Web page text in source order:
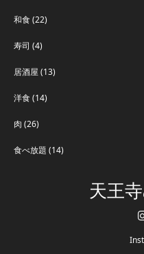
和食(22)
寿司 (4)
居酒屋 (13)
洋食(14)
肉 (26)
食べ放題 (14)
天王